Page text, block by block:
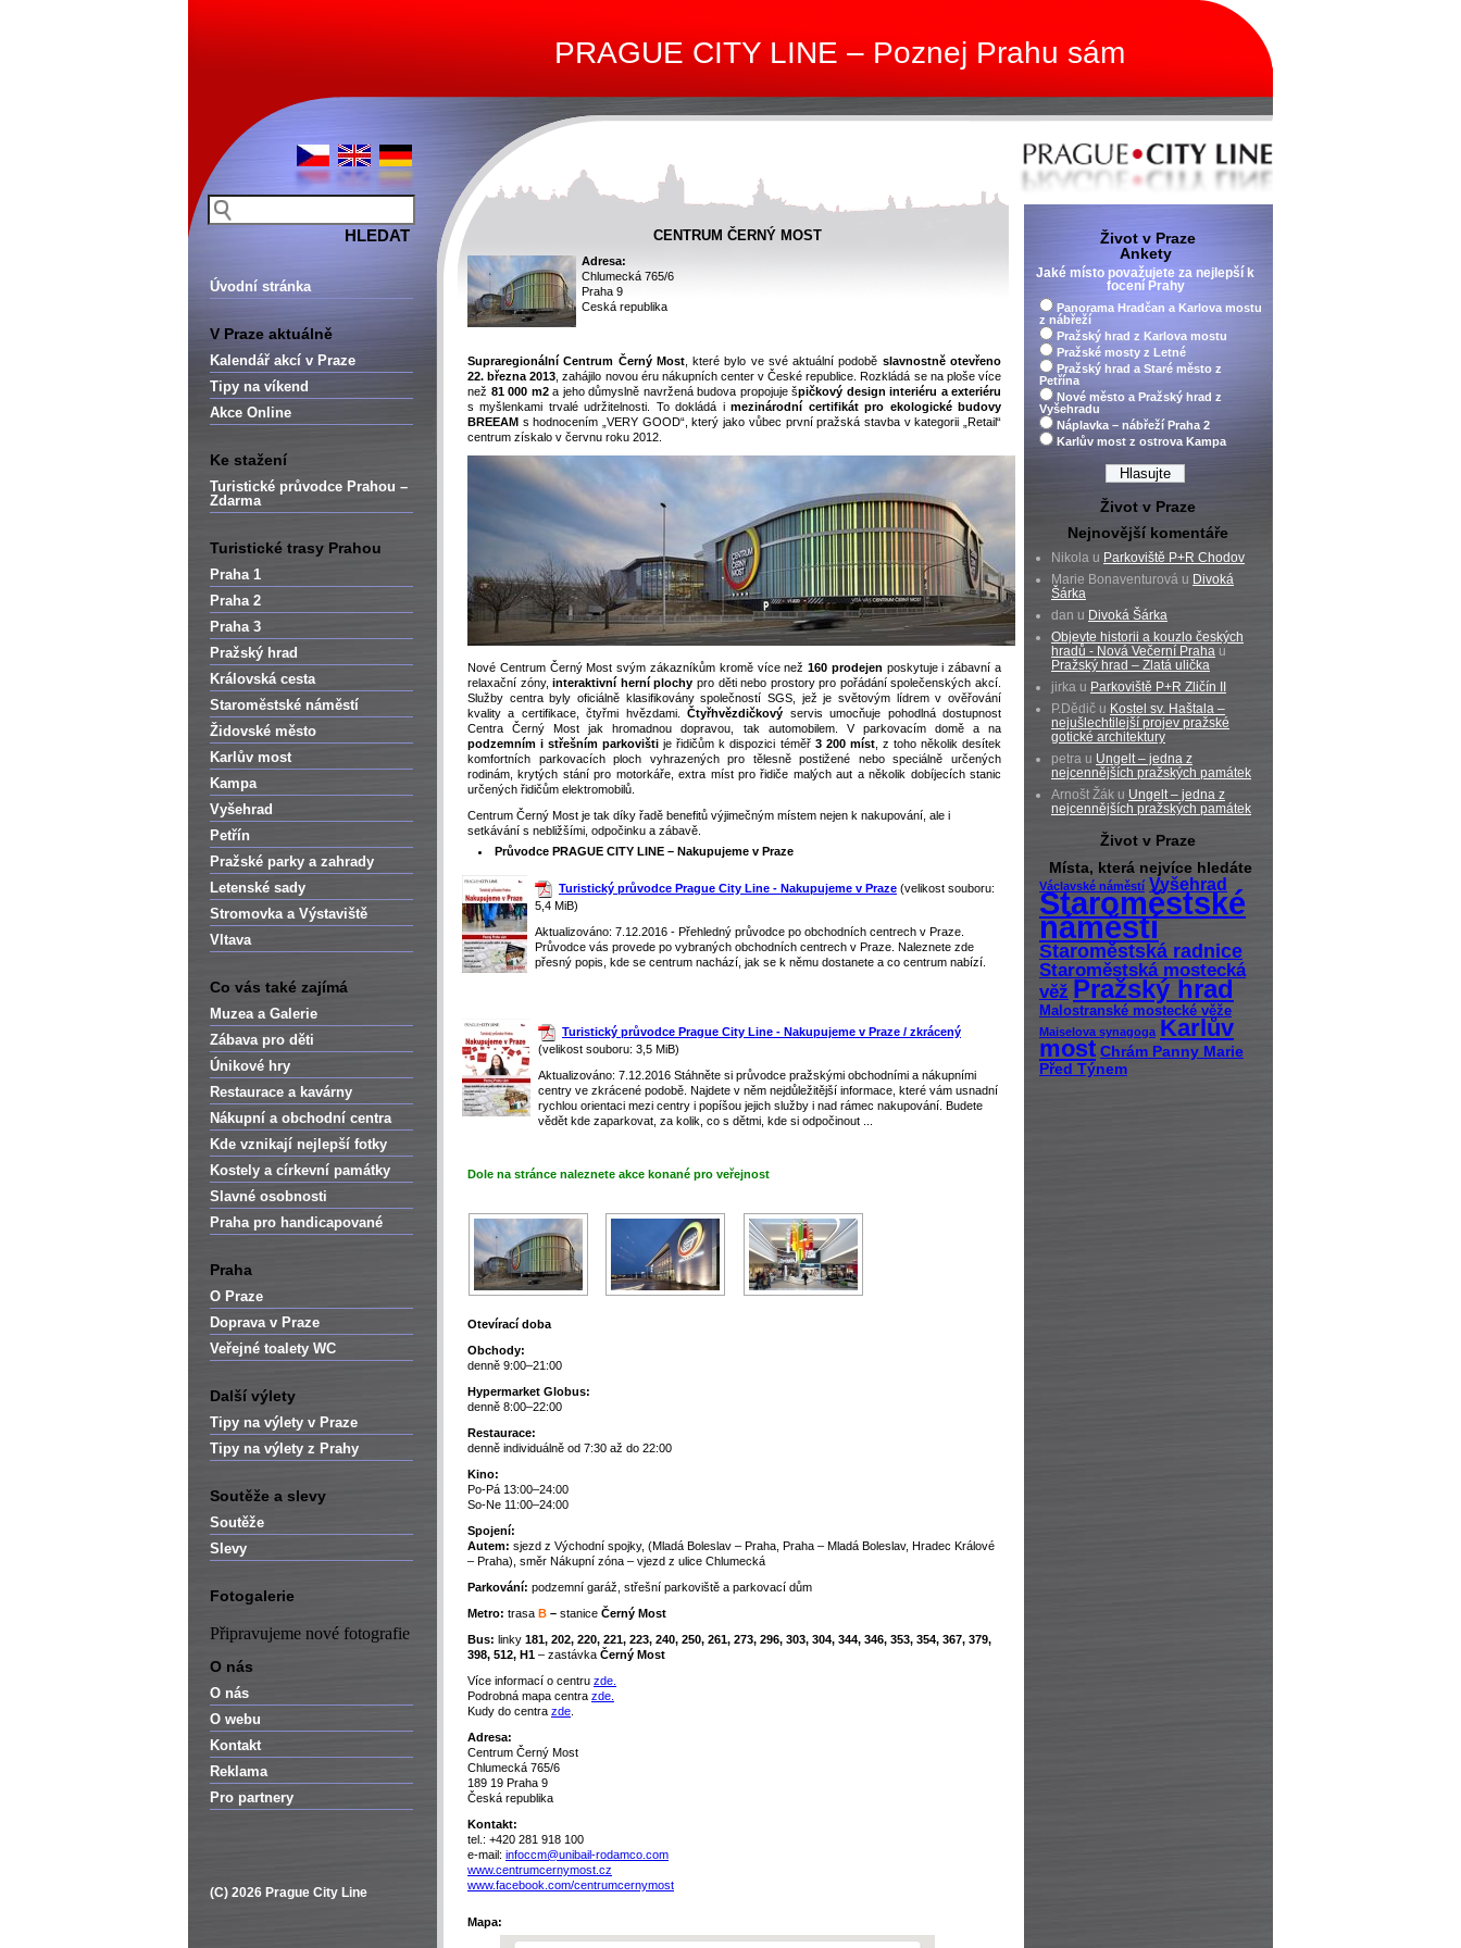
PRAGUE CITY LINE – Poznej Prahu sám
Úvodní stránka
V Praze aktuálně
Kalendář akcí v Praze
Tipy na víkend
Akce Online
Ke stažení
Turistické průvodce Prahou –
Zdarma
Turistické trasy Prahou
Praha 1
Praha 2
Praha 3
Pražský hrad
Královská cesta
Staroměstské náměstí
Židovské město
Karlův most
Kampa
Vyšehrad
Petřín
Pražské parky a zahrady
Letenské sady
Stromovka a Výstaviště
Vltava
Co vás také zajímá
Muzea a Galerie
Zábava pro děti
Únikové hry
Restaurace a kavárny
Nákupní a obchodní centra
Kde vznikají nejlepší fotky
Kostely a církevní památky
Slavné osobnosti
Praha pro handicapované
Praha
O Praze
Doprava v Praze
Veřejné toalety WC
Další výlety
Tipy na výlety v Praze
Tipy na výlety z Prahy
Soutěže a slevy
Soutěže
Slevy
Fotogalerie
Připravujeme nové fotografie
O nás
O nás
O webu
Kontakt
Reklama
Pro partnery
(C) 2026 Prague City Line
CENTRUM ČERNÝ MOST
Adresa:
Chlumecká 765/6
Praha 9
Ceská republika
Supraregionální Centrum Černý Most, které bylo ve své aktuální podobě slavnostně otevřeno
22. března 2013 , zahájilo novou éru nákupních center v České republice. Rozkládá se na ploše více
než 81 000 m2a jeho důmyslně navržená budova propojuje špičkový design interiéru a exteriéru
s myšlenkami trvalé udržitelnosti. To dokládá imezinárodní certifikát pro ekologické budovy
BREEAM s hodnocením „VERY GOOD“, který jako vůbec první pražská stavba v kategorii „Retail“
centrum získalo v červnu roku 2012.
Nové Centrum Černý Most svým zákazníkům kromě více než160 prodejen poskytuje i zábavní a
relaxační zóny,interaktivní herní plochy pro děti nebo prostory pro pořádání společenských akcí.
Služby centra byly oficiálně klasifikovány společností SGS, jež je světovým lídrem v ověřování
kvality a certifikace, čtyřmi hvězdami.Čtyřhvězdičkový servis umocňuje pohodlná dostupnost
Centra Černý Most jak hromadnou dopravou, tak automobilem. V parkovacím domě a na
podzemním i střešním parkovišti je řidičům k dispozici téměř 3 200 míst, z toho několik desítek
komfortních parkovacích ploch vyhrazených pro tělesně postižené nebo speciálně určených
rodinám, krytých stání pro motorkáře, extra míst pro řidiče malých aut a několik dobíjecích stanic
určených řidičům elektromobilů.
Centrum Černý Most je tak díky řadě benefitů výjimečným místem nejen k nakupování, ale i
setkávání s nebližšími, odpočinku a zábavě.
Průvodce PRAGUE CITY LINE – Nakupujeme v Praze
Turistický průvodce Prague City Line - Nakupujeme v Praze (velikost souboru:
5,4 MiB)
Aktualizováno: 7.12.2016 - Přehledný průvodce po obchodních centrech v Praze.
Průvodce vás provede po vybraných obchodních centrech v Praze. Naleznete zde
přesný popis, kde se centrum nachází, jak se k němu dostanete a co centrum nabízí.
Turistický průvodce Prague City Line - Nakupujeme v Praze / zkrácený
(velikost souboru: 3,5 MiB)
Aktualizováno: 7.12.2016 Stáhněte si průvodce pražskými obchodními a nákupními
centry ve zkrácené podobě. Najdete v něm nejdůležitější informace, které vám usnadní
rychlou orientaci mezi centry i popíšou jejich služby i nad rámec nakupování. Budete
vědět kde zaparkovat, za kolik, co s dětmi, kde si odpočinout ...
Dole na stránce naleznete akce konané pro veřejnost
Otevírací doba
Obchody:
denně 9:00–21:00
Hypermarket Globus:
denně 8:00–22:00
Restaurace:
denně individuálně od 7:30 až do 22:00
Kino:
Po-Pá 13:00–24:00
So-Ne 11:00–24:00
Spojení:
Autem: sjezd z Východní spojky, (Mladá Boleslav – Praha, Praha – Mladá Boleslav, Hradec Králové
– Praha), směr Nákupní zóna – vjezd z ulice Chlumecká
Parkování: podzemní garáž, střešní parkoviště a parkovací dům
Metro: trasa B – stanice Černý Most
Bus: linky 181, 202, 220, 221, 223, 240, 250, 261, 273, 296, 303, 304, 344, 346, 353, 354, 367, 379,
398, 512, H1 – zastávka Černý Most
Více informací o centru zde.
Podrobná mapa centra zde.
Kudy do centra zde
Adresa:
Centrum Černý Most
Chlumecká 765/6
189 19 Praha 9
Česká republika
Kontakt:
tel.: +420 281 918 100
e-mail: infoccm@unibail-rodamco.com
www.centrumcernymost.cz
www.facebook.com/centrumcernymost
Mapa:
Život v Praze
Ankety
Jaké místo považujete za nejlepší k
focení Prahy
Panorama Hradčan a Karlova mostu
z nábřeží
Pražský hrad z Karlova mostu
Pražské mosty z Letné
Pražský hrad a Staré město z
Petřína
Nové město a Pražský hrad z
Vyšehradu
Náplavka – nábřeží Praha 2
Karlův most z ostrova Kampa
Život v Praze
Nejnovější komentáře
Nikola u Parkoviště P+R Chodov
Marie Bonaventurová u Divoká
Šárka
dan u Divoká Šárka
Objevte historii a kouzlo českých
hradů - Nová Večerní Praha u
Pražský hrad – Zlatá ulička
jirka u Parkoviště P+R Zličín II
P.Dědič u Kostel sv. Haštala –
nejušlechtilejší projev pražské
gotické architektury
petra u Ungelt – jedna z
nejcennějších pražských památek
Arnošt Žák u Ungelt – jedna z
nejcennějších pražských památek
Život v Praze
Místa, která nejvíce hledáte
Václavské náměstí Vyšehrad
Staroměstské
náměstí
Staroměstská radnice
Staroměstská mostecká
věž Pražský hrad
Malostranské mostecké věže
Maiselova synagoga Karlův
most Chrám Panny Marie
Před Týnem